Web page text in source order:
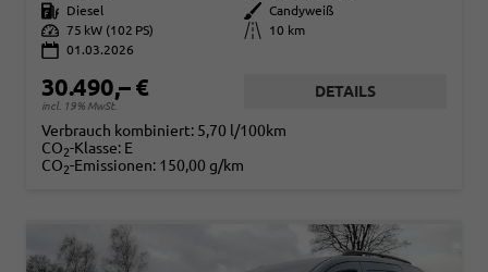
Kraftstoff
Diesel Außenfarbe
Candyweiß
Leistung 75 kW (102 PS) Kilometerstand
10 km
01.03.2026
30.490,– €
incl. 19% MwSt.
DETAILS
Verbrauch kombiniert: 5,70 l/100km
CO2-Klasse: E
CO2-Emissionen: 150,00 g/km